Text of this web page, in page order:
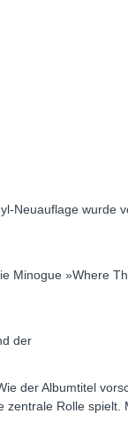
Neuauflage
Minogue »Where
der
der Albumtitel
Rolle spielt.